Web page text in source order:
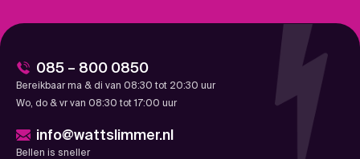
085 – 800 0850
Bereikbaar ma & di van 08:30 tot 20:30 uur
Wo, do & vr van 08:30 tot 17:00 uur
info@wattslimmer.nl
Bellen is sneller